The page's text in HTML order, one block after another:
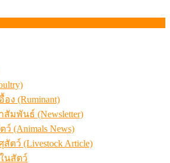
อง (Ruminant)
มพันธ์ (Newsletter)
(Animals News)
ตว์ (Livestock Article)
นสัตว์